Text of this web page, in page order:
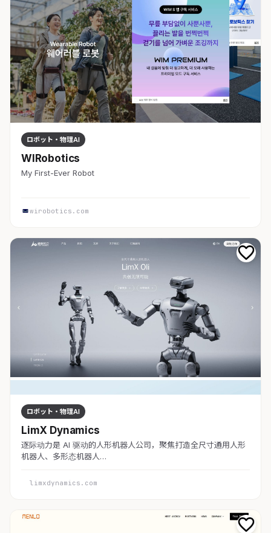
ロボット・物理AI
WIRobotics
My First-Ever Robot
wirobotics.com
ロボット・物理AI
LimX Dynamics
逐际动力是 AI 驱动的人形机器人公司，聚焦打造全尺寸通用人形
机器人、多形态机器人…
limxdynamics.com